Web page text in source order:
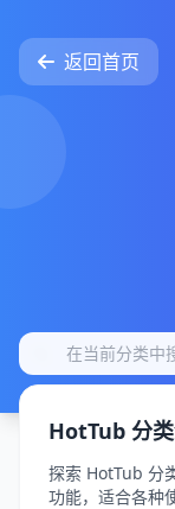
返回首页
HotTub 分
探索 HotTub 分
功能，适合各种